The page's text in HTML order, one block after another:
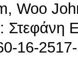
Woo
Στεφάνη
16-